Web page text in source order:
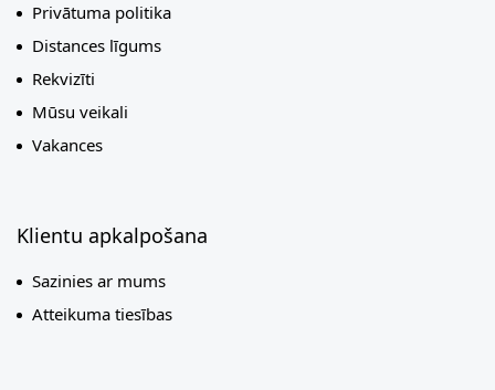
Privātuma politika
Distances līgums
Rekvizīti
Mūsu veikali
Vakances
Klientu apkalpošana
Sazinies ar mums
Atteikuma tiesības